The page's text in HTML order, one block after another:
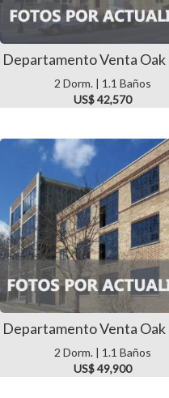
Departamento Venta
2 Dorm. | 1.1 Baños
US$ 42,570
Departamento Venta
2 Dorm. | 1.1 Baños
US$ 49,900